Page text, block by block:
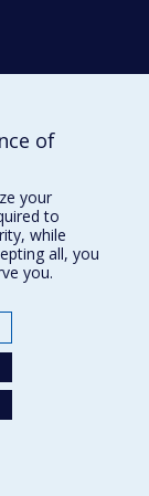
of
your
to
while
all, you
you.